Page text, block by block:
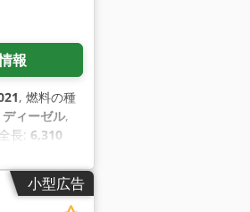
報
, 燃料の種
ディーゼル,
長: 6,310
ャルロック,
節 小型広告